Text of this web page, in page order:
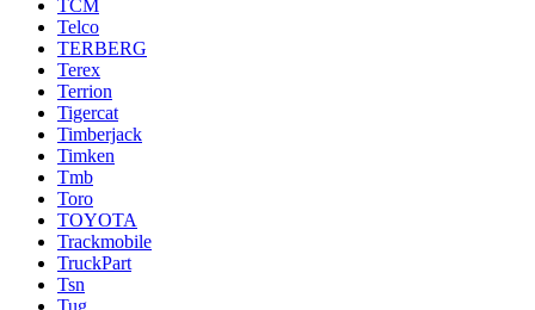
TCM
Telco
TERBERG
Terex
Terrion
Tigercat
Timberjack
Timken
Tmb
Toro
TOYOTA
Trackmobile
TruckPart
Tsn
Tug